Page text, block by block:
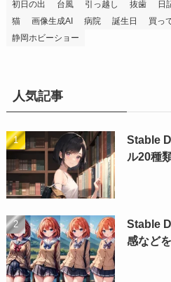
初日の出
台風 引っ越し 抜歯 日
猫
画像生成AI 病院 誕生日 買っ
静岡ホビーショー
人気記事
Stable
ル20種
Stable
感など